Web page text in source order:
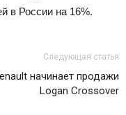
в России на 16%.
Следующая статья
начинает продажи
Logan Crossover